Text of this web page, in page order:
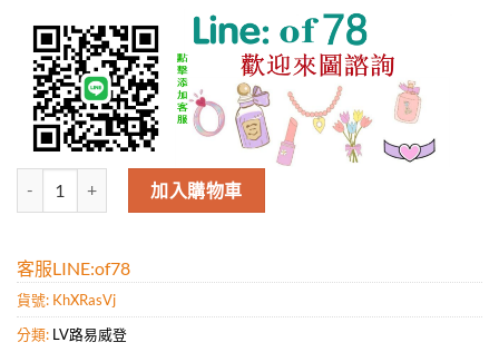
高仿路易威登/LV 中古豌豆包，簡單經典的造型，耐看，單肩帶背
加入購物車
客服LINE:of78
貨號: KhXRasVj
分類: LV路易威登